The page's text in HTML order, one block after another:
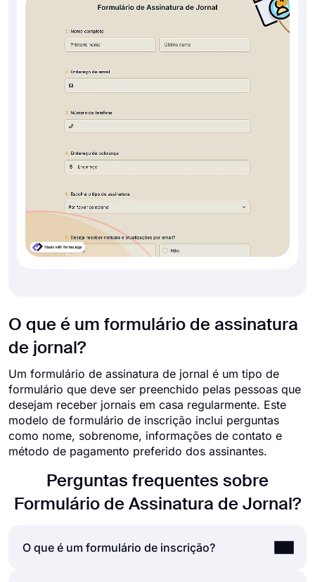
O que é um formulário de assinatura
de jornal?
Um formulário de assinatura de jornal é um tipo de
formulário que deve ser preenchido pelas pessoas que
desejam receber jornais em casa regularmente. Este
modelo de formulário de inscrição inclui perguntas
como nome, sobrenome, informações de contato e
método de pagamento preferido dos assinantes.
Perguntas frequentes sobre
Formulário de Assinatura de Jornal?
O que é um formulário de inscrição?